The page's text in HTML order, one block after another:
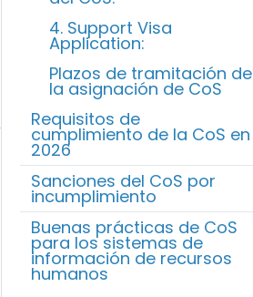
4. Support Visa
Application:
Plazos de tramitación de
la asignación de CoS
Requisitos de
cumplimiento de la CoS en
2026
Sanciones del CoS por
incumplimiento
Buenas prácticas de CoS
para los sistemas de
información de recursos
humanos